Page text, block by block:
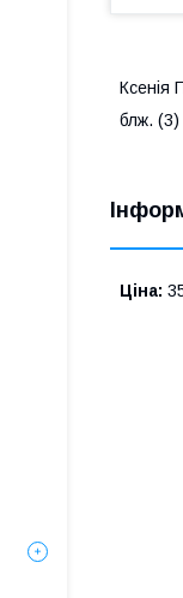
Ксенія
блж. (3)
Ціна: